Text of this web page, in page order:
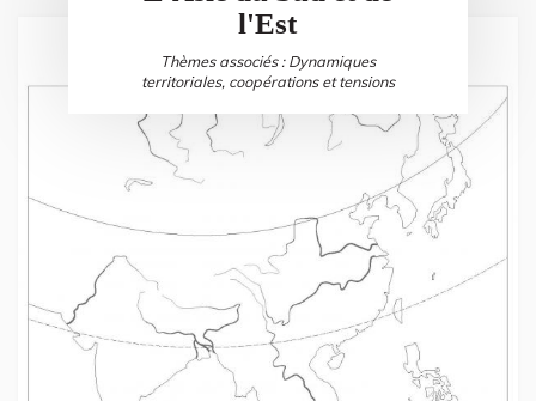
l'Est
Thèmes associés : Dynamiques
territoriales, coopérations et tensions